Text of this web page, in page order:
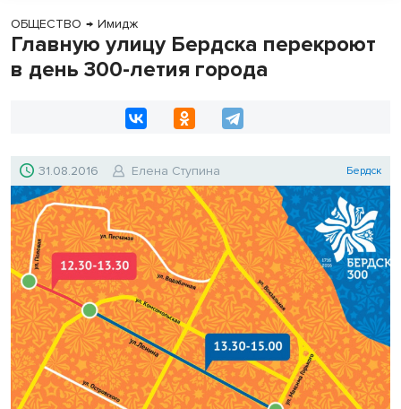
ОБЩЕСТВО → Имидж
Главную улицу Бердска перекроют
в день 300-летия города
31.08.2016 Елена Ступина Бердск